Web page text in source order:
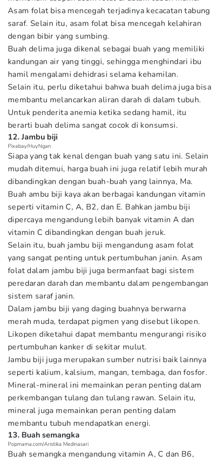
Asam folat bisa mencegah terjadinya kecacatan tabung
saraf. Selain itu, asam folat bisa mencegah kelahiran
dengan bibir yang sumbing.
Buah delima juga dikenal sebagai buah yang memiliki
kandungan air yang tinggi, sehingga menghindari ibu
hamil mengalami dehidrasi selama kehamilan.
Selain itu, perlu diketahui bahwa buah delima juga bisa
membantu melancarkan aliran darah di dalam tubuh.
Untuk penderita anemia ketika sedang hamil, itu
berarti buah delima sangat cocok di konsumsi.
12. Jambu biji
Pixabay/HuyNgan
Siapa yang tak kenal dengan buah yang satu ini. Selain
mudah ditemui, harga buah ini juga relatif lebih murah
dibandingkan dengan buah-buah yang lainnya, Ma.
Buah ambu biji kaya akan berbagai kandungan vitamin
seperti vitamin C, A, B2, dan E. Bahkan jambu biji
dipercaya mengandung lebih banyak vitamin A dan
vitamin C dibandingkan dengan buah jeruk.
Selain itu, buah jambu biji mengandung asam folat
yang sangat penting untuk pertumbuhan janin. Asam
folat dalam jambu biji juga bermanfaat bagi sistem
peredaran darah dan membantu dalam pengembangan
sistem saraf janin.
Dalam jambu biji yang daging buahnya berwarna
merah muda, terdapat pigmen yang disebut likopen.
Likopen diketahui dapat membantu mengurangi risiko
pertumbuhan kanker di sekitar mulut.
Jambu biji juga merupakan sumber nutrisi baik lainnya
seperti kalium, kalsium, mangan, tembaga, dan fosfor.
Mineral-mineral ini memainkan peran penting dalam
perkembangan tulang dan tulang rawan. Selain itu,
mineral juga memainkan peran penting dalam
membantu tubuh mendapatkan energi.
13. Buah semangka
Popmama.com/Aristika Medinasari
Buah semangka mengandung vitamin A, C dan B6,